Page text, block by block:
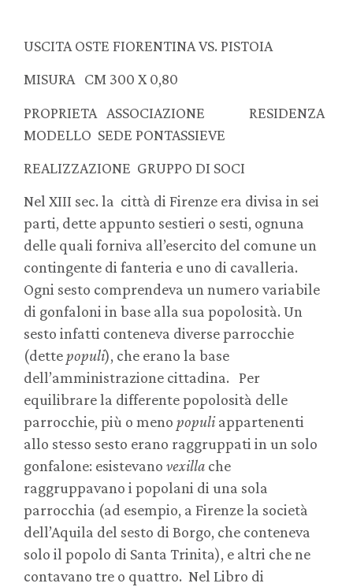
USCITA OSTE FIORENTINA VS. PISTOIA
MISURA CM 300 X 0,80
PROPRIETA ASSOCIAZIONE RESIDENZA
MODELLO SEDE PONTASSIEVE
REALIZZAZIONE GRUPPO DI SOCI
Nel XIII sec. la città di Firenze era divisa in sei
parti, dette appunto sestieri o sesti, ognuna
delle quali forniva all’esercito del comune un
contingente di fanteria e uno di cavalleria.
Ogni sesto comprendeva un numero variabile
di gonfaloni in base alla sua popolosità. Un
sesto infatti conteneva diverse parrocchie
(dettepopuli), che erano la base
dell’amministrazione cittadina. Per
equilibrare la differente popolosità delle
parrocchie, più o meno populiappartenenti
allo stesso sesto erano raggruppati in un solo
gonfalone: esistevano vexilla che
raggruppavano i popolani di una sola
parrocchia (ad esempio, a Firenze la società
dell’Aquila del sesto di Borgo, che conteneva
solo il popolo di Santa Trinita), e altri che ne
contavano tre o quattro. Nel Libro di